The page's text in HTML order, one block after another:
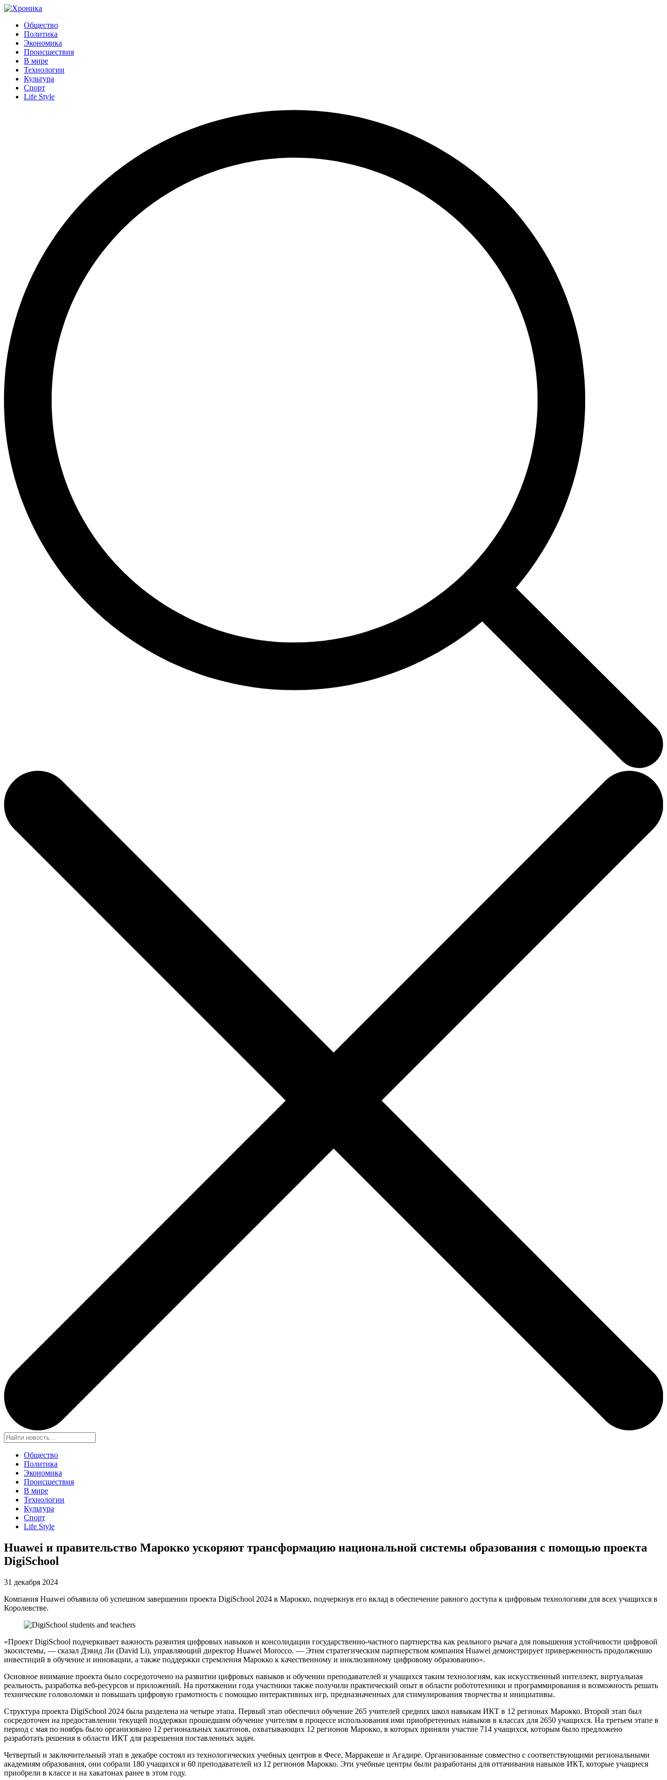
Общество
Политика
Экономика
Происшествия
В мире
Технологии
Культура
Спорт
Life Style
Общество
Политика
Экономика
Происшествия
В мире
Технологии
Культура
Спорт
Life Style
Huawei и правительство Марокко ускоряют трансформацию национальной системы образования с помощью проекта
DigiSchool
31 декабря 2024
Компания Huawei объявила об успешном завершении проекта DigiSchool 2024 в Марокко, подчеркнув его вклад в обеспечение равного доступа к цифровым технологиям для всех учащихся в
Королевстве.
«Проект DigiSchool подчеркивает важность развития цифровых навыков и консолидации государственно-частного партнерства как реального рычага для повышения устойчивости цифровой
экосистемы, — сказал Дэвид Ли (David Li), управляющий директор Huawei Morocco. — Этим стратегическим партнерством компания Huawei демонстрирует приверженность продолжению
инвестиций в обучение и инновации, а также поддержки стремления Марокко к качественному и инклюзивному цифровому образованию».
Основное внимание проекта было сосредоточено на развитии цифровых навыков и обучении преподавателей и учащихся таким технологиям, как искусственный интеллект, виртуальная
реальность, разработка веб-ресурсов и приложений. На протяжении года участники также получили практический опыт в области робототехники и программирования и возможность решать
технические головоломки и повышать цифровую грамотность с помощью интерактивных игр, предназначенных для стимулирования творчества и инициативы.
Структура проекта DigiSchool 2024 была разделена на четыре этапа. Первый этап обеспечил обучение 265 учителей средних школ навыкам ИКТ в 12 регионах Марокко. Второй этап был
сосредоточен на предоставлении текущей поддержки прошедшим обучение учителям в процессе использования ими приобретенных навыков в классах для 2650 учащихся. На третьем этапе в
период с мая по ноябрь было организовано 12 региональных хакатонов, охватывающих 12 регионов Марокко, в которых приняли участие 714 учащихся, которым было предложено
разработать решения в области ИКТ для разрешения поставленных задач.
Четвертый и заключительный этап в декабре состоял из технологических учебных центров в Фесе, Марракеше и Агадире. Организованные совместно с соответствующими региональными
академиям образования, они собрали 180 учащихся и 60 преподавателей из 12 регионов Марокко. Эти учебные центры были разработаны для оттачивания навыков ИКТ, которые учащиеся
приобрели в классе и на хакатонах ранее в этом году.